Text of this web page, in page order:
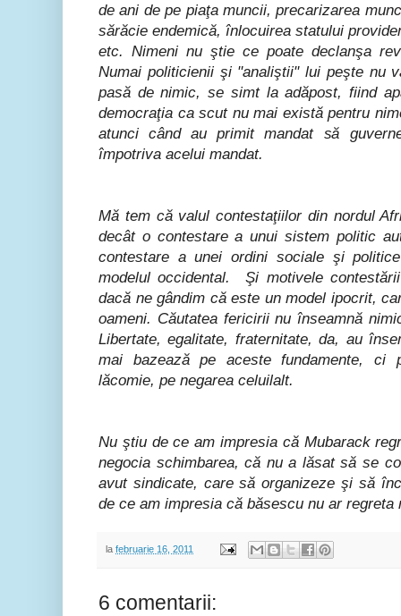
de ani de pe piaţa muncii, precarizarea
sărăcie endemică, înlocuirea statului
etc. Nimeni nu ştie ce poate declanşa
Numai politicienii şi "analiştii" lui peşte nu
pasă de nimic, se simt la adăpost, fiind
democraţia ca scut nu mai există pentru
atunci când au primit mandat să
împotriva acelui mandat.
Mă tem că valul contestaţiilor din nordul
decât o contestare a unui sistem politic
contestare a unei ordini sociale şi
modelul occidental. Şi motivele
dacă ne gândim că este un model ipocrit,
oameni. Căutatea fericirii nu înseamnă
Libertate, egalitate, fraternitate, da, au
mai bazează pe aceste fundamente, ci
lăcomie, pe negarea celuilalt.
Nu ştiu de ce am impresia că Mubarack
negocia schimbarea, că nu a lăsat să se
avut sindicate, care să organizeze şi să
de ce am impresia că băsescu nu ar
la februarie 16, 2011
6 comentarii: